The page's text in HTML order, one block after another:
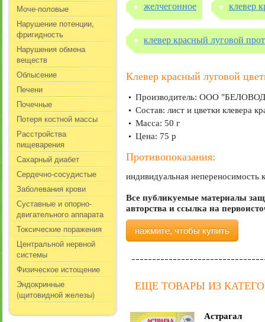
Моче-половые
Нарушение потенции,
фригидность
Нарушения обмена
веществ
Облысение
Печени
Почечные
Потеря костной массы
Расстройства
пищеварения
Сахарный диабет
Сердечно-сосудистые
Заболевания крови
Суставные и опорно-
двигательного аппарата
Токсические поражения
Центральной нервной
системы
Физическое истощение
Эндокринные
(щитовидной железы)
желчегонное клевер
клевер красный луговой
Клевер красный луговой
Производитель: ООО
Состав: лист и цветки клевера
Масса: 50 г
Цена: 75 р
Противопоказания:
индивидуальная непереносимость
Все публикуемые материалы
авторства и ссылка на
нажмите, чтобы купить
ЕЩЕ ТОВАРЫ ИЗ
Астрагал